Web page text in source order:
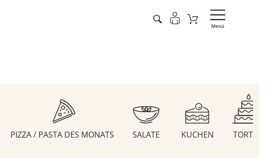
PIZZA / PASTA DES MONATS SALATE KUCHEN TORTEN